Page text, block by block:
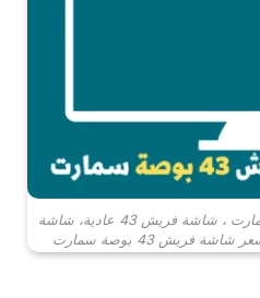
عيوب شاشة فريش 43 بوصة سمارت ، شاشة فريش 43 عادية، شاشة